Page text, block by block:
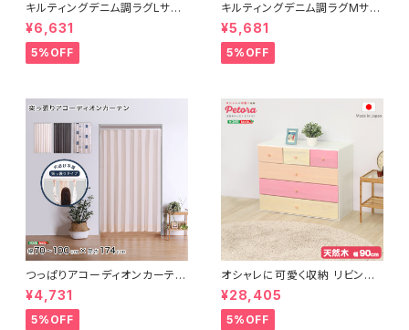
キルティングデニム調ラグLサイ
ズ(190x240cm)オールシーズ
ン、滑り止め付き、手洗い対応【D
erid-デリッド-】 DRG-L
¥6,631
5%OFF
キルティングデニム調ラグMサイ
ズ(185x185cm)オールシーズ
ン、滑り止め付き、手洗い対応【D
erid-デリッド-】 DRG-M
¥5,681
5%OFF
つっぱりアコーディオンカーテ
ン 100×174cm SH-16-TA
DC
¥4,731
5%OFF
オシャレに可愛く収納 リビング
用ローチェスト 4段 幅90cm
天然木（桐）日本製｜petora-
ペトラ- SH-08-PTR90
¥28,405
5%OFF